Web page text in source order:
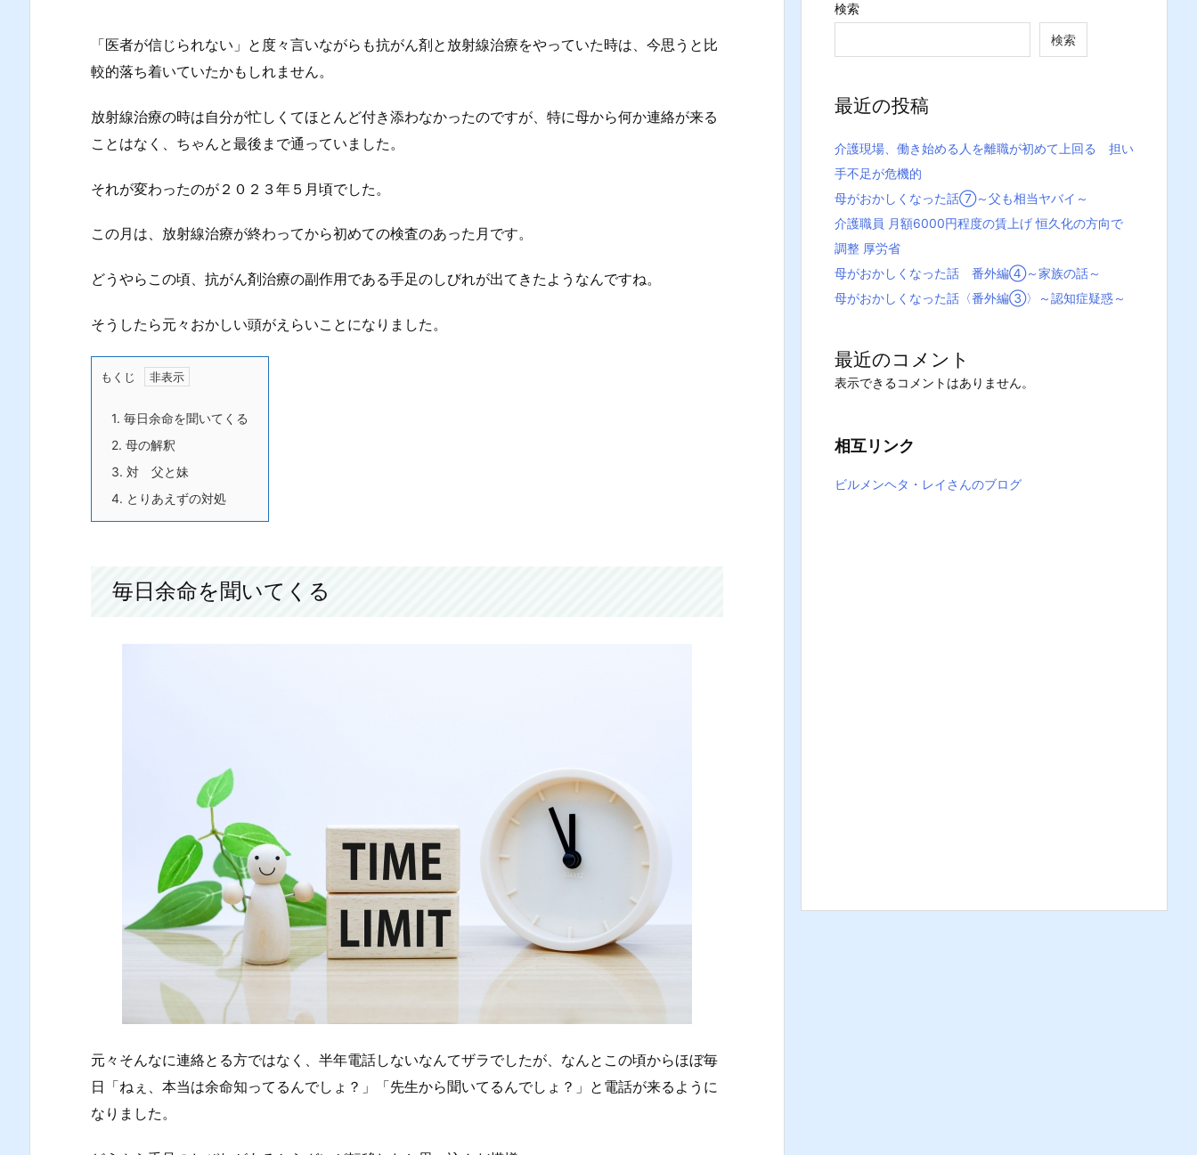
「医者が信じられない」と度々言いながらも抗がん剤と放射線治療をやっていた時は、今思うと比
較的落ち着いていたかもしれません。
放射線治療の時は自分が忙しくてほとんど付き添わなかったのですが、特に母から何か連絡が来る
ことはなく、ちゃんと最後まで通っていました。
それが変わったのが２０２３年５月頃でした。
この月は、放射線治療が終わってから初めての検査のあった月です。
どうやらこの頃、抗がん剤治療の副作用である手足のしびれが出てきたようなんですね。
そうしたら元々おかしい頭がえらいことになりました。
もくじ
1. 毎日余命を聞いてくる
2. 母の解釈
3. 対 父と妹
4. とりあえずの対処
毎日余命を聞いてくる
元々そんなに連絡とる方ではなく、半年電話しないなんてザラでしたが、なんとこの頃からほぼ毎
日「ねぇ、本当は余命知ってるんでしょ？」「先生から聞いてるんでしょ？」と電話が来るように
なりました。
検索
検索
最近の投稿
介護現場、働き始める人を離職が初めて上回る 担い
手不足が危機的
母がおかしくなった話⑦～父も相当ヤバイ～
介護職員 月額6000円程度の賃上げ 恒久化の方向で
調整 厚労省
母がおかしくなった話 番外編④～家族の話～
母がおかしくなった話〈番外編③〉～認知症疑惑～
最近のコメント
表示できるコメントはありません。
相互リンク
ビルメンヘタ・レイさんのブログ